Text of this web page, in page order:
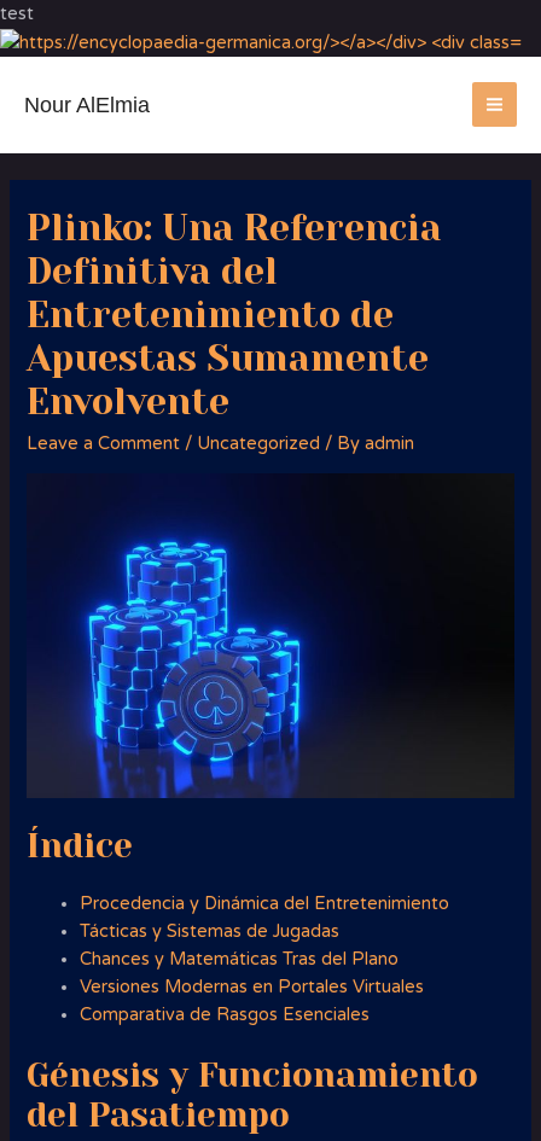
test
Nour AlElmia
Plinko: Una Referencia
Definitiva del
Entretenimiento de
Apuestas Sumamente
Envolvente
Leave a Comment / Uncategorized / Byadmin
Índice
Procedencia y Dinámica del Entretenimiento
Tácticas y Sistemas de Jugadas
Chances y Matemáticas Tras del Plano
Versiones Modernas en Portales Virtuales
Comparativa de Rasgos Esenciales
Génesis y Funcionamiento
del Pasatiempo